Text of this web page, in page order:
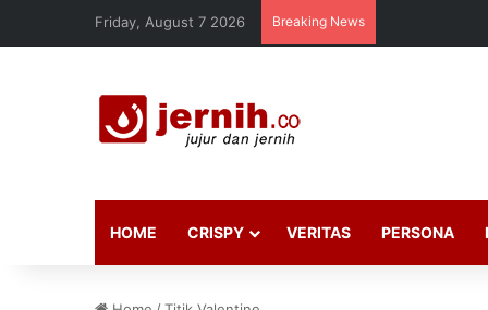
Friday, August 7 2026 Breaking News
HOME CRISPY VERITAS PERSONA